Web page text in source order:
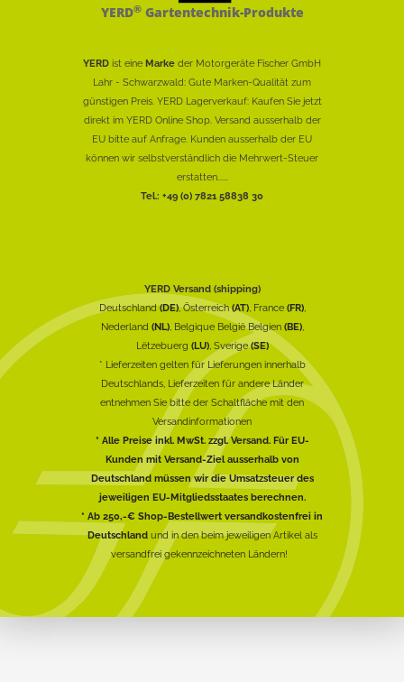
YERD®Gartentechnik-Produkte
YERD ist eine Marke der Motorgeräte Fischer GmbH
Lahr - Schwarzwald: Gute Marken-Qualität zum
günstigen Preis. YERD Lagerverkauf: Kaufen Sie jetzt
direkt im YERD Online Shop. Versand ausserhalb der
EU bitte auf Anfrage. Kunden ausserhalb der EU
können wir selbstverständlich die Mehrwert-Steuer
erstatten......
Tel.: +49 (0) 7821 58838 30
YERD Versand (shipping)
Deutschland(DE), Österreich(AT), France (FR),
Nederland (NL), Belgique België Belgien (BE),
Lëtzebuerg (LU), Sverige(SE)
* Lieferzeiten gelten für Lieferungen innerhalb
Deutschlands, Lieferzeiten für andere Länder
entnehmen Sie bitte der Schaltfläche mit den
Versandinformationen
* Alle Preise inkl. MwSt. zzgl. Versand. Für EU-
Kunden mit Versand-Ziel ausserhalb von
Deutschland müssen wir die Umsatzsteuer des
jeweiligen EU-Mitgliedsstaates berechnen.
* Ab 250,-€ Shop-Bestellwert versandkostenfrei in
Deutschlandund in den beim jeweiligen Artikel als
versandfrei gekennzeichneten Ländern!